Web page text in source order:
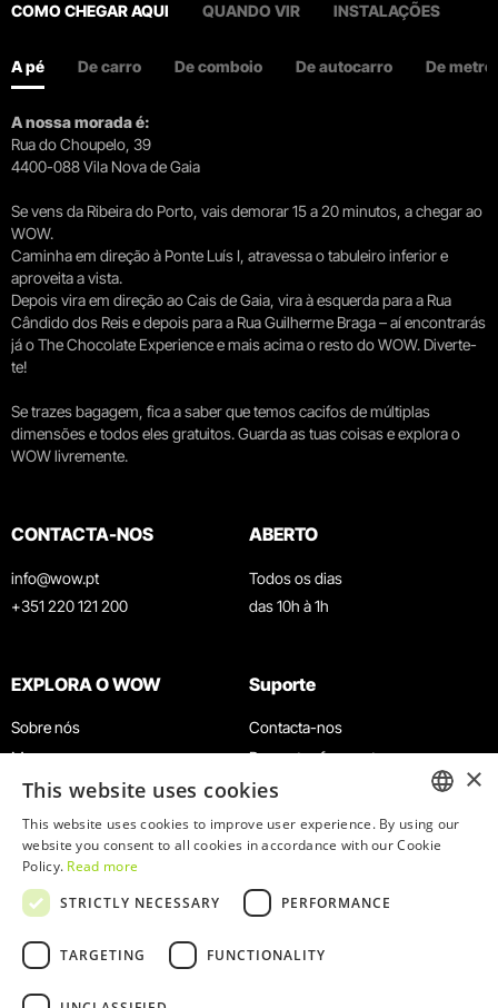
COMO CHEGAR AQUI QUANDO VIR INSTALAÇÕES
A pé De carro De comboio De autocarro De metro
A nossa morada é:
Rua do Choupelo, 39
4400-088 Vila Nova de Gaia
Se vens da Ribeira do Porto, vais demorar 15 a 20 minutos, a chegar ao
WOW.
Caminha em direção à Ponte Luís I, atravessa o tabuleiro inferior e
aproveita a vista.
Depois vira em direção ao Cais de Gaia, vira à esquerda para a Rua
Cândido dos Reis e depois para a Rua Guilherme Braga – aí encontrarás
já o The Chocolate Experience e mais acima o resto do WOW. Diverte-
te!
Se trazes bagagem, fica a saber que temos cacifos de múltiplas
dimensões e todos eles gratuitos. Guarda as tuas coisas e explora o
WOW livremente.
CONTACTA-NOS
info@wow.pt
+351 220 121 200
ABERTO
Todos os dias
das 10h à 1h
EXPLORA O WOW
Sobre nós
Museus
Agenda
Notícias
Restaurantes
Cartão WOW
Grupos e Eventos
Serviço Educativo
Suporte
Contacta-nos
Perguntas frequentes
Termos e Condições
Política de privacidade e cookies
Trabalha connosco
Livro de reclamações
ENGLISH
×
This website uses cookies
This website uses cookies to improve user experience. By using our
website you consent to all cookies in accordance with our Cookie
Policy. Read more
STRICTLY NECESSARY
PERFORMANCE
TARGETING FUNCTIONALITY